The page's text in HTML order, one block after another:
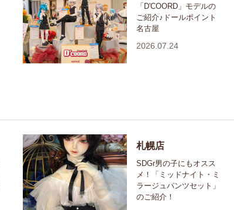
「D'COORD」モデルの
ご紹介♪ドールポイント
名古屋
2026.07.24
札幌店
SDGr男の子にもオスス
メ！「ミッドナイト・ミ
ラージュパンツセット」
のご紹介！